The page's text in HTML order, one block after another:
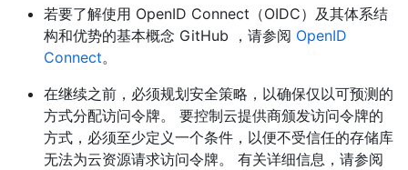
若要了解使用 OpenID Connect（OIDC）及其体系结
构和优势的基本概念 GitHub ，请参阅 OpenID
Connect。
在继续之前，必须规划安全策略，以确保仅以可预测的
方式分配访问令牌。 要控制云提供商颁发访问令牌的
方式，必须至少定义一个条件，以便不受信任的存储库
无法为云资源请求访问令牌。 有关详细信息，请参阅